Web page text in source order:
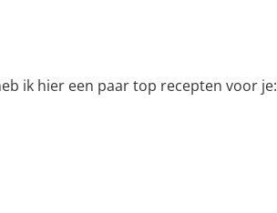
ik hier een paar top recepten voor je: